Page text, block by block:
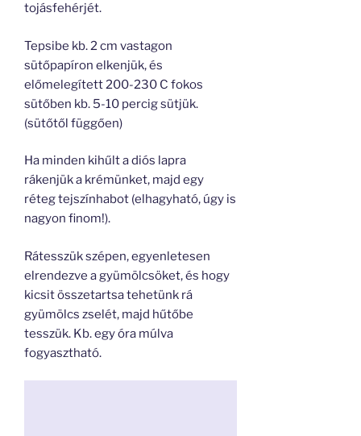
tojásfehérjét.
Tepsibe kb. 2 cm vastagon
sütőpapíron elkenjük, és
előmelegített 200-230 C fokos
sütőben kb. 5-10 percig sütjük.
(sütőtől függően)
Ha minden kihűlt a diós lapra
rákenjük a krémünket, majd egy
réteg tejszínhabot (elhagyható, úgy is
nagyon finom!).
Rátesszük szépen, egyenletesen
elrendezve a gyümölcsöket, és hogy
kicsit összetartsa tehetünk rá
gyümölcs zselét, majd hűtőbe
tesszük. Kb. egy óra múlva
fogyasztható.